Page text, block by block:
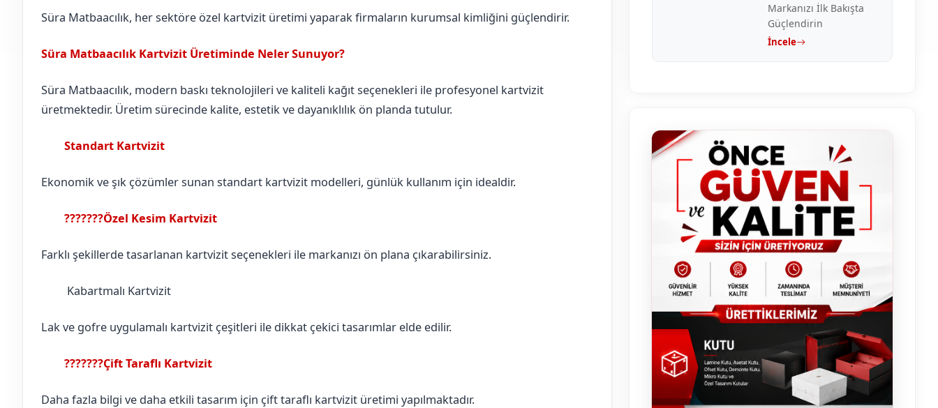
Süra Matbaacılık, her sektöre özel kartvizit üretimi yaparak firmaların kurumsal kimliğini güçlendirir.
Süra Matbaacılık Kartvizit Üretiminde Neler Sunuyor?
Süra Matbaacılık, modern baskı teknolojileri ve kaliteli kağıt seçenekleri ile profesyonel kartvizit
üretmektedir. Üretim sürecinde kalite, estetik ve dayanıklılık ön planda tutulur.
Standart Kartvizit
Ekonomik ve şık çözümler sunan standart kartvizit modelleri, günlük kullanım için idealdir.
???????Özel Kesim Kartvizit
Farklı şekillerde tasarlanan kartvizit seçenekleri ile markanızı ön plana çıkarabilirsiniz.
Kabartmalı Kartvizit
Lak ve gofre uygulamalı kartvizit çeşitleri ile dikkat çekici tasarımlar elde edilir.
???????Çift Taraflı Kartvizit
Daha fazla bilgi ve daha etkili tasarım için çift taraflı kartvizit üretimi yapılmaktadır.
Markanızı İlk Bakışta
Güçlendirin
İncele